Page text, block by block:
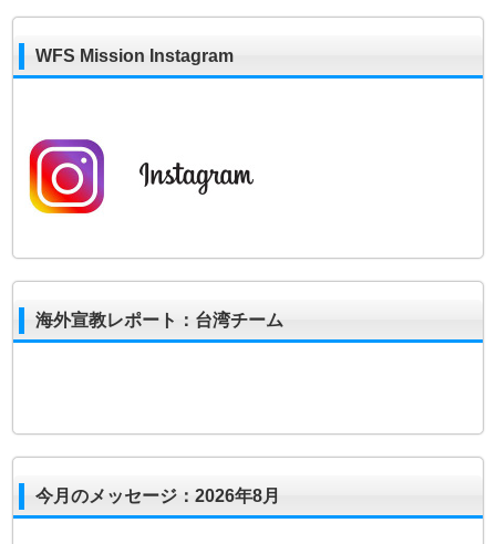
WFS Mission Instagram
海外宣教レポート：台湾チーム
今月のメッセージ：2026年8月